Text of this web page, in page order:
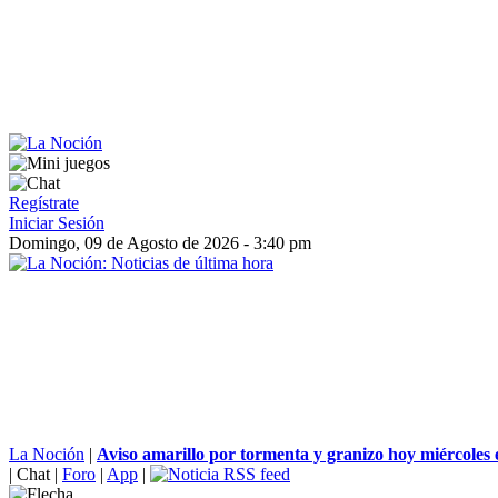
Regístrate
Iniciar Sesión
Domingo, 09 de Agosto de 2026 - 3:40 pm
La Noción | Aviso amarillo por tormenta y granizo hoy miércoles
| Chat | Foro | App |